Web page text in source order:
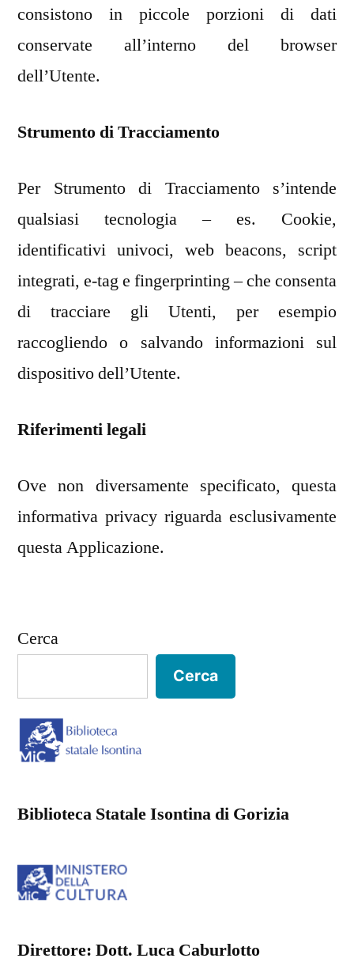
consistono in piccole porzioni di dati
conservate all’interno del browser
dell’Utente.
Strumento di Tracciamento
Per Strumento di Tracciamento s’intende
qualsiasi tecnologia – es. Cookie,
identificativi univoci, web beacons, script
integrati, e-tag e fingerprinting – che consenta
di tracciare gli Utenti, per esempio
raccogliendo o salvando informazioni sul
dispositivo dell’Utente.
Riferimenti legali
Ove non diversamente specificato, questa
informativa privacy riguarda esclusivamente
questa Applicazione.
Cerca
Cerca
Biblioteca Statale Isontina di Gorizia
Direttore: Dott. Luca Caburlotto